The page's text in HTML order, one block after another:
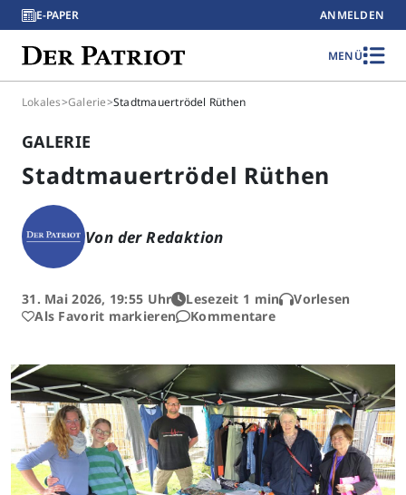
E-PAPER ANMELDEN
MENÜ
Lokales>Galerie>Stadtmauertrödel Rüthen
GALERIE
Stadtmauertrödel Rüthen
Von der Redaktion
31. Mai 2026, 19:55 Uhr Lesezeit 1 min
Vorlesen
Als Favorit markieren
Kommentare